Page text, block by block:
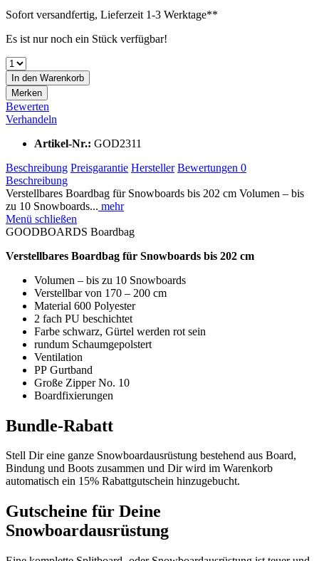
Sofort versandfertig, Lieferzeit 1-3 Werktage**
Es ist nur noch ein Stück verfügbar!
In den Warenkorb
Merken
Bewerten
Verhandeln
Artikel-Nr.: GOD2311
Beschreibung Preisgarantie Hersteller Bewertungen 0
Beschreibung
Verstellbares Boardbag für Snowboards bis 202 cm Volumen – bis
zu 10 Snowboards... mehr
Menü schließen
GOODBOARDS Boardbag
Verstellbares Boardbag für Snowboards bis 202 cm
Volumen – bis zu 10 Snowboards
Verstellbar von 170 – 200 cm
Material 600 Polyester
2 fach PU beschichtet
Farbe schwarz, Gürtel werden rot sein
rundum Schaumgepolstert
Ventilation
PP Gurtband
Große Zipper No. 10
Boardfixierungen
Bundle-Rabatt
Stell Dir eine ganze Snowboardausrüstung bestehend aus Board,
Bindung und Boots zusammen und Dir wird im Warenkorb
automatisch ein 15% Rabattgutschein hinzugebucht.
Gutscheine für Deine
Snowboardausrüstung